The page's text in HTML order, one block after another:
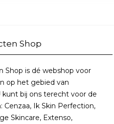
Shop
Shop is dé webshop voor
op het gebied van
kunt bij ons terecht voor de
Cenzaa, Ik Skin Perfection,
Skincare, Extenso,